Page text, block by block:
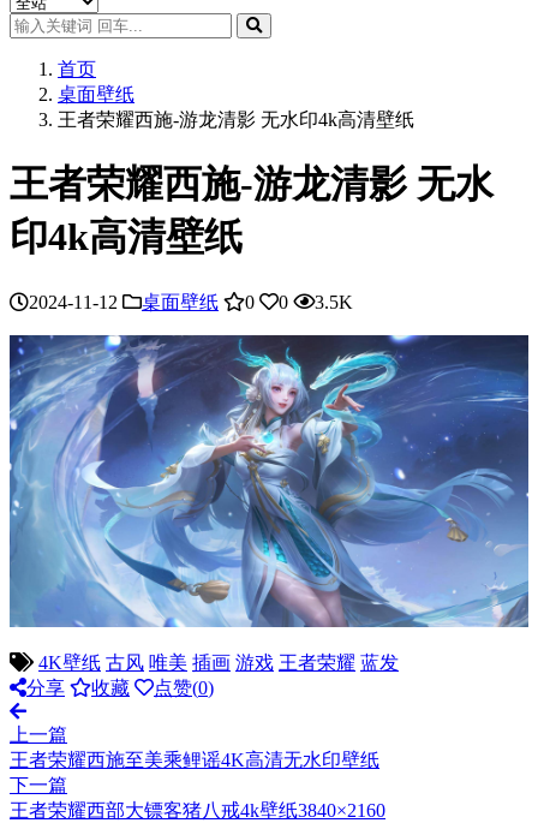
首页
桌面壁纸
王者荣耀西施-游龙清影 无水印4k高清壁纸
王者荣耀西施-游龙清影 无水
印4k高清壁纸
2024-11-12 桌面壁纸 0 0 3.5K
4K壁纸 古风 唯美 插画 游戏 王者荣耀 蓝发
分享
收藏 点赞(0)
上一篇
王者荣耀西施至美乘鲤谣4K高清无水印壁纸
下一篇
王者荣耀西部大镖客猪八戒4k壁纸3840×2160